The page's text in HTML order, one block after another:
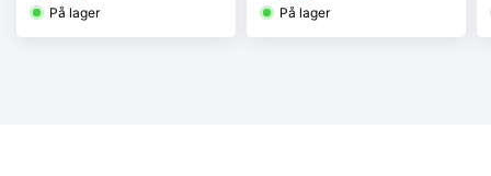
På lager På lager